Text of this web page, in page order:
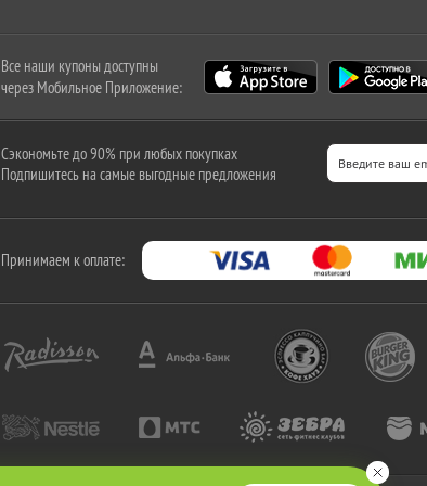
Все наши купоны доступны
через Мобильное Приложение:
Сэкономьте до 90% при любых покупках
Подпишитесь на самые выгодные предложения
Принимаем к оплате: